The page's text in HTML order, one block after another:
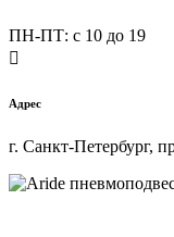
ПН-ПТ: c 10 до 19

Адрес
г. Санкт-Петербург,